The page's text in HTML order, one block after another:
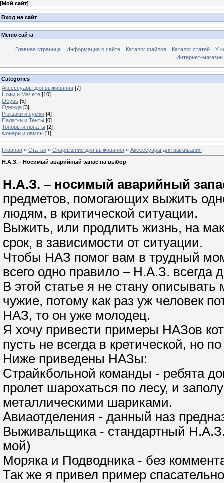
[Мой сайт]
Вход на сайт
Меню сайта
Главная страница Информация о сайте Каталог файлов Каталог статей
У
Интернет-магазин
Categories
Аксессуары для выживания [7]
Ножи и Мачете [10]
Обувь [5]
Одежда [3]
Рюкзаки и сумки [4]
Палатки и Тенты [0]
Топоры и лопаты [2]
Фонари и лампы [1]
Главная » Статьи » Снаряжение для выживания » Аксессуары для выживания
Н.А.З. - Носимый аварийный запас на выбор
Н.А.З. – носимый аварийный
предметов, помогающих выжить
людям, в критической ситуации.
Выжить, или продлить жизнь, на
срок, в зависимости от ситуации.
Чтобы НАЗ помог вам в трудный
всего одно правило – Н.А.З. всегда
В этой статье я не стану
чужие, потому как раз уж человек
НАЗ, то он уже молодец.
Я хочу привести примеры НАЗов
пусть не всегда в кретической, но
Ниже приведены НАЗы:
Страйкбольной команды - ребята
пролет шарохаться по лесу, и
металлическими шариками.
Авиаотделения - данный наз
Выживальщика - стандартный
мой)
Моряка и Подводника - без
Так же я привел пример